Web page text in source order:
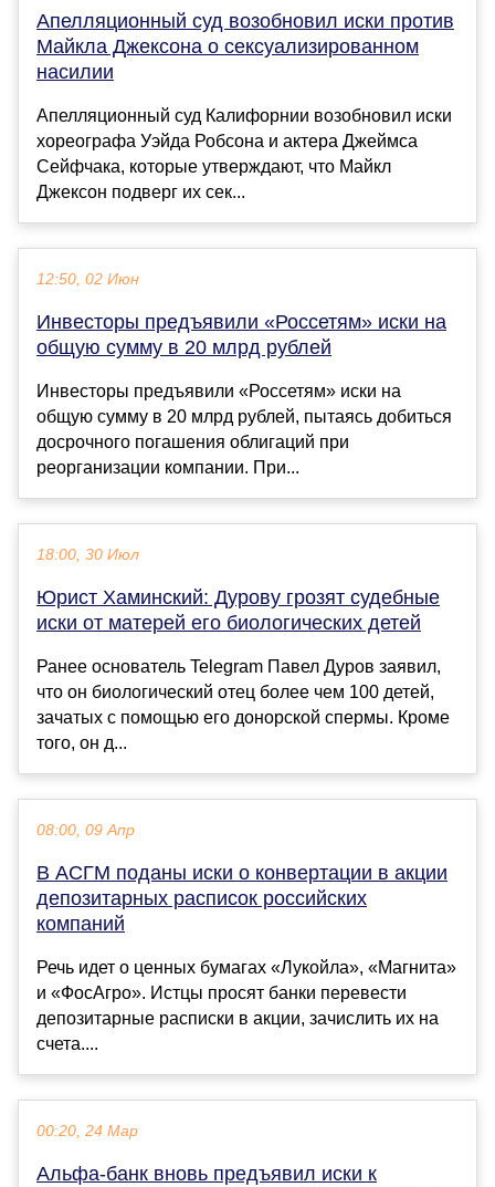
Апелляционный суд возобновил иски против
Майкла Джексона о сексуализированном
насилии
Апелляционный суд Калифорнии возобновил иски
хореографа Уэйда Робсона и актера Джеймса
Сейфчака, которые утверждают, что Майкл
Джексон подверг их сек...
12:50, 02 Июн
Инвесторы предъявили «Россетям» иски на
общую сумму в 20 млрд рублей
Инвесторы предъявили «Россетям» иски на
общую сумму в 20 млрд рублей, пытаясь добиться
досрочного погашения облигаций при
реорганизации компании. При...
18:00, 30 Июл
Юрист Хаминский: Дурову грозят судебные
иски от матерей его биологических детей
Ранее основатель Telegram Павел Дуров заявил,
что он биологический отец более чем 100 детей,
зачатых с помощью его донорской спермы. Кроме
того, он д...
08:00, 09 Апр
В АСГМ поданы иски о конвертации в акции
депозитарных расписок российских
компаний
Речь идет о ценных бумагах «Лукойла», «Магнита»
и «ФосАгро». Истцы просят банки перевести
депозитарные расписки в акции, зачислить их на
счета....
00:20, 24 Мар
Альфа-банк вновь предъявил иски к